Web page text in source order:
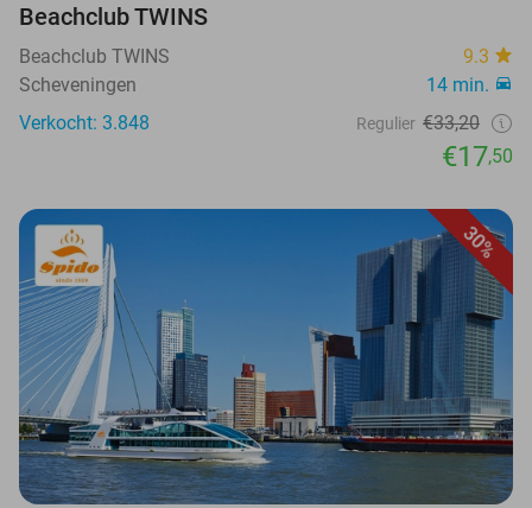
Beachclub TWINS
Beachclub TWINS
9.3
Scheveningen
14 min.
Verkocht: 3.848
Regulier €33,20
€17,50
30%